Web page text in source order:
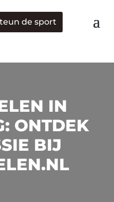
de sport
IN
ONTDEK
BIJ